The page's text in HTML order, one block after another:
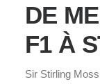
DE
F1 À
Sir Stirling